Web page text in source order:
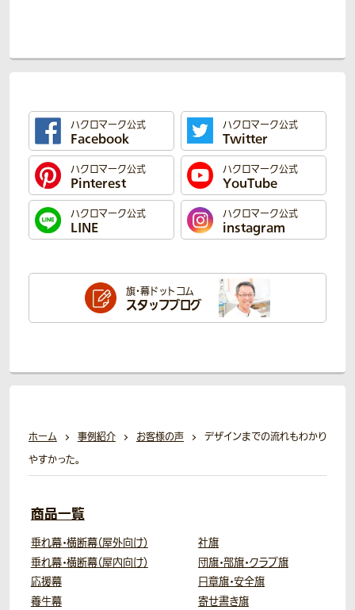
ハクロマーク公式
Facebook
ハクロマーク公式
Twitter
ハクロマーク公式
Pinterest
ハクロマーク公式
YouTube
ハクロマーク公式
LINE
ハクロマーク公式
instagram
旗・幕ドットコム
スタッフブログ
ホーム 事例紹介 お客様の声
デザインまでの流れもわかり
やすかった。
商品一覧
垂れ幕・横断幕（屋外向け）
垂れ幕・横断幕（屋内向け）
応援幕
養生幕
社旗
団旗・部旗・クラブ旗
日章旗・安全旗
寄せ書き旗